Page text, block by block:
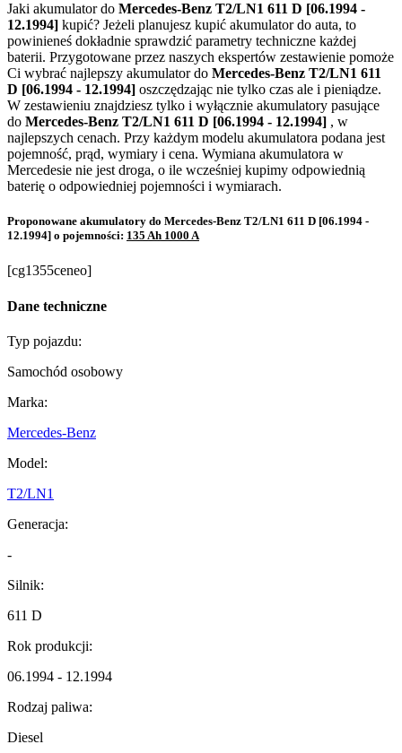
Jaki akumulator do Mercedes-Benz T2/LN1 611 D [06.1994 -
12.1994] kupić? Jeżeli planujesz kupić akumulator do auta, to
powinieneś dokładnie sprawdzić parametry techniczne każdej
baterii. Przygotowane przez naszych ekspertów zestawienie pomoże
Ci wybrać najlepszy akumulator do Mercedes-Benz T2/LN1 611
D [06.1994 - 12.1994] oszczędzając nie tylko czas ale i pieniądze.
W zestawieniu znajdziesz tylko i wyłącznie akumulatory pasujące
do Mercedes-Benz T2/LN1 611 D [06.1994 - 12.1994] , w
najlepszych cenach. Przy każdym modelu akumulatora podana jest
pojemność, prąd, wymiary i cena. Wymiana akumulatora w
Mercedesie nie jest droga, o ile wcześniej kupimy odpowiednią
baterię o odpowiedniej pojemności i wymiarach.
Proponowane akumulatory do Mercedes-Benz T2/LN1 611 D [06.1994 -
12.1994] o pojemności: 135 Ah 1000 A
[cg1355ceneo]
Dane techniczne
Typ pojazdu:
Samochód osobowy
Marka:
Mercedes-Benz
Model:
T2/LN1
Generacja:
-
Silnik:
611 D
Rok produkcji:
06.1994 - 12.1994
Rodzaj paliwa:
Diesel